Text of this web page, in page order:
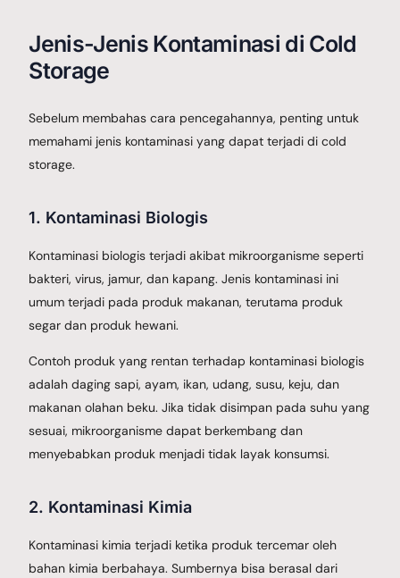
Jenis-Jenis Kontaminasi di Cold
Storage
Sebelum membahas cara pencegahannya, penting untuk
memahami jenis kontaminasi yang dapat terjadi di cold
storage.
1. Kontaminasi Biologis
Kontaminasi biologis terjadi akibat mikroorganisme seperti
bakteri, virus, jamur, dan kapang. Jenis kontaminasi ini
umum terjadi pada produk makanan, terutama produk
segar dan produk hewani.
Contoh produk yang rentan terhadap kontaminasi biologis
adalah daging sapi, ayam, ikan, udang, susu, keju, dan
makanan olahan beku. Jika tidak disimpan pada suhu yang
sesuai, mikroorganisme dapat berkembang dan
menyebabkan produk menjadi tidak layak konsumsi.
2. Kontaminasi Kimia
Kontaminasi kimia terjadi ketika produk tercemar oleh
bahan kimia berbahaya. Sumbernya bisa berasal dari